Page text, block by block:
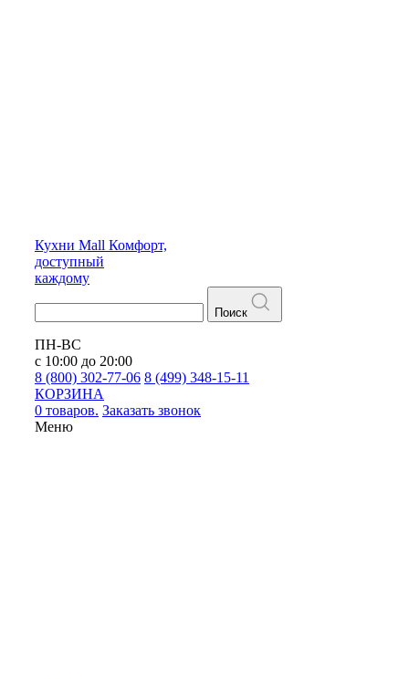
Кухни Mall Комфорт,
доступный
каждому
Поиск
ПН-ВС
с 10:00 до 20:00
8 (800) 302-77-06 8 (499) 348-15-11
КОРЗИНА
0 товаров. Заказать звонок
Меню